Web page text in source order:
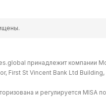
принадлежит компании
First St Vincent Bank Ltd
и регулируется MISA